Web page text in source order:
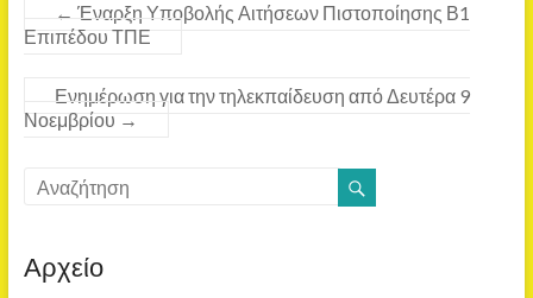
← Έναρξη Υποβολής Αιτήσεων Πιστοποίησης Β1
Επιπέδου ΤΠΕ
Ενημέρωση για την τηλεκπαίδευση από Δευτέρα 9
Νοεμβρίου →
Αρχείο